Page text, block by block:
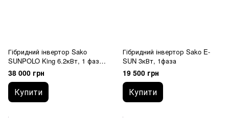
Гібридний інвертор Sako
SUNPOLO King 6.2кВт, 1 фаза,
AVR
38 000 грн
Купити
Гібридний інвертор Sako E-
SUN 3кВт, 1фаза
19 500 грн
Купити